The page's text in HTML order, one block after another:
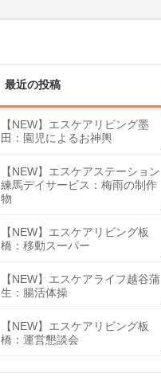
最近の投稿
【NEW】エスケアリビング墨
田：園児によるお神輿
【NEW】エスケアステーション
練馬デイサービス：梅雨の制作
物
【NEW】エスケアリビング板
橋：移動スーパー
【NEW】エスケアライフ越谷蒲
生：腸活体操
【NEW】エスケアリビング板
橋：運営懇談会